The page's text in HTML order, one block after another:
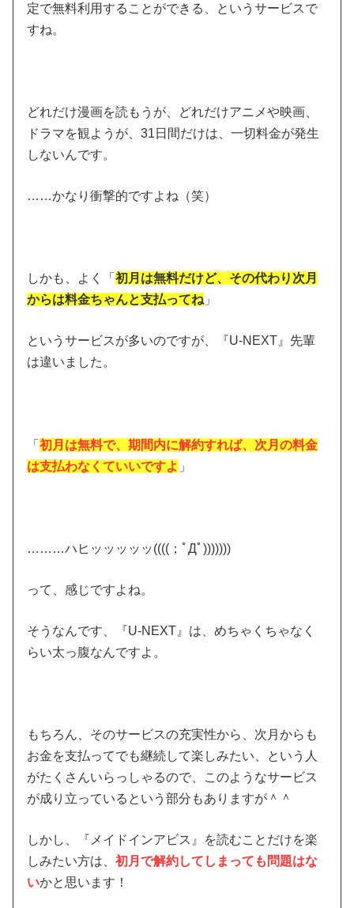
定で無料利用することができる、というサービスで
すね。
どれだけ漫画を読もうが、どれだけアニメや映画、
ドラマを観ようが、31日間だけは、一切料金が発生
しないんです。
……かなり衝撃的ですよね（笑）
しかも、よく「初月は無料だけど、その代わり次月
からは料金ちゃんと支払ってね 」
というサービスが多いのですが、『U-NEXT』先輩
は違いました。
「初月は無料で、期間内に解約すれば、次月の料金
は支払わなくていいですよ 」
………ハヒッッッッッ((((；ﾟДﾟ)))))))
って、感じですよね。
そうなんです、『U-NEXT』は、めちゃくちゃなく
らい太っ腹なんですよ。
もちろん、そのサービスの充実性から、次月からも
お金を支払ってでも継続して楽しみたい、という人
がたくさんいらっしゃるので、このようなサービス
が成り立っているという部分もありますが＾＾
しかし、『メイドインアビス』を読むことだけを楽
しみたい方は、初月で解約してしまっても問題はな
いかと思います！